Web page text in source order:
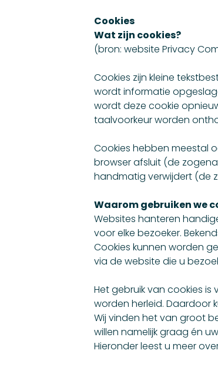
Cookies
Wat zijn cookies?
(bron: website Privacy
Cookies zijn kleine
wordt informatie
wordt deze cookie
taalvoorkeur worden
Cookies hebben meestal
browser afsluit (de
handmatig verwijdert (de
Waarom gebruiken we
Websites hanteren
voor elke bezoeker.
Cookies kunnen worden
via de website die u
Het gebruik van cookies is
worden herleid. Daardoor
Wij vinden het van groot
willen namelijk graag én
Hieronder leest u meer